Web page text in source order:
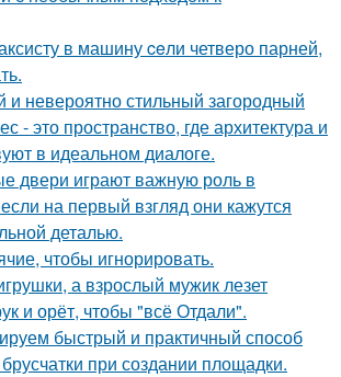
в машину ceли четверо парней,
невероятно стильный загородный
- это пространство, где архитектура и
в идеальном диалоге.
двери играют важную роль в
на первый взгляд они кажутся
деталью.
чтобы игнорировать.
а взрослый мужик лезет
и орёт, чтобы "всё Отдали".
быстрый и практичный способ
при создании площадки.